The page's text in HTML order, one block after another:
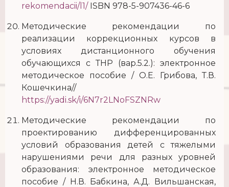
rekomendacii/l1/ISBN 978-5-907436-46-6
Методические рекомендации по
реализации коррекционных курсов в
условиях дистанционного обучения
обучающихся с ТНР (вар.5.2.): электронное
методическое пособие / О.Е. Грибова, Т.В.
Кошечкина//
https://yadi.sk/i/6N7r2LNoFSZNRw
Методические рекомендации по
проектированию дифференцированных
условий образования детей с тяжелыми
нарушениями речи для разных уровней
образования: электронное методическое
пособие / Н.В. Бабкина, А.Д. Вильшанская,